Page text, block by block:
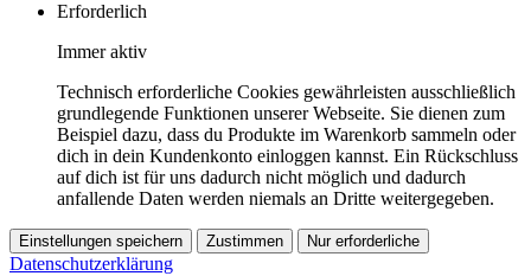
Erforderlich
Immer aktiv
Technisch erforderliche Cookies gewährleisten ausschließlich
grundlegende Funktionen unserer Webseite. Sie dienen zum
Beispiel dazu, dass du Produkte im Warenkorb sammeln oder
dich in dein Kundenkonto einloggen kannst. Ein Rückschluss
auf dich ist für uns dadurch nicht möglich und dadurch
anfallende Daten werden niemals an Dritte weitergegeben.
Einstellungen speichern Zustimmen Nur erforderliche
Datenschutzerklärung